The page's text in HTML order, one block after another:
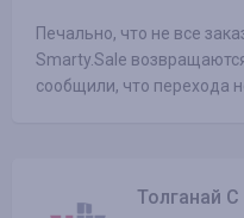
Печально, что не все
Smarty.Sale
сообщили, что перехода
Толганай С